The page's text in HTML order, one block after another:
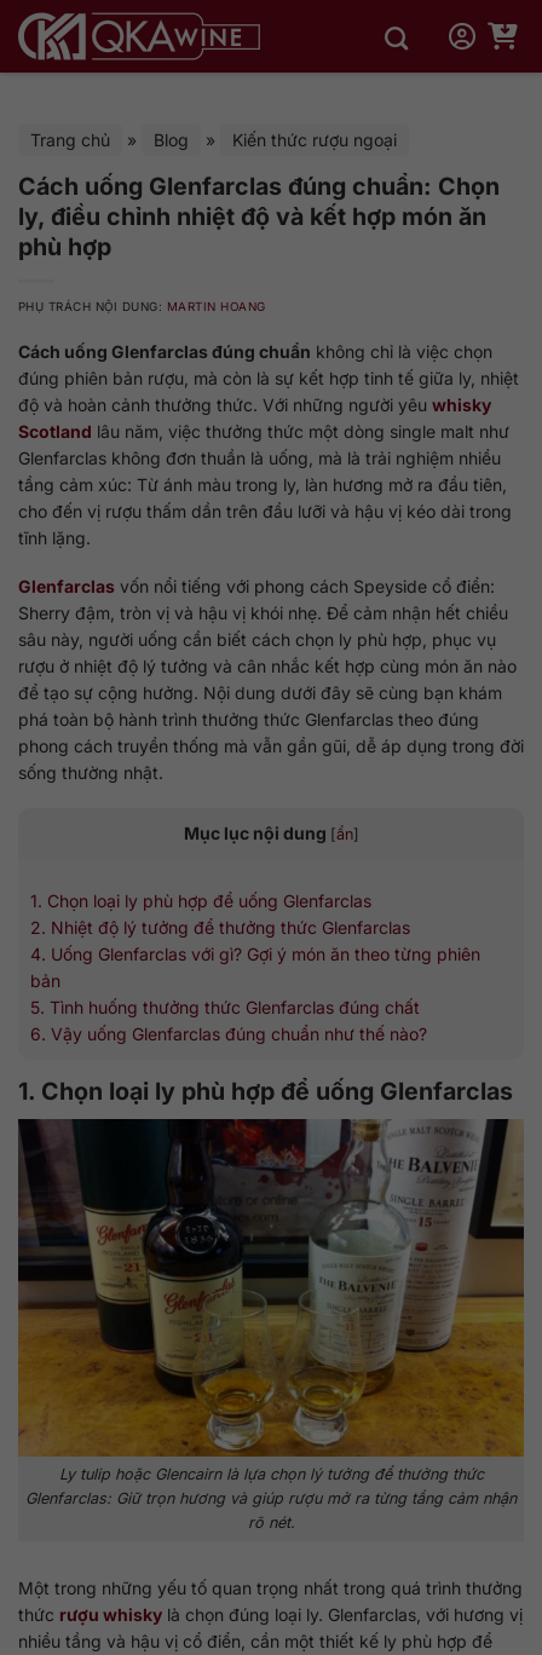
qua
Trang chủ » Blog » Kiến thức rượu ngoại
Cách uống Glenfarclas đúng chuẩn: Chọn
ly, điều chỉnh nhiệt độ và kết hợp món ăn
phù hợp
PHỤ TRÁCH NỘI DUNG: MARTIN HOANG
Cách uống Glenfarclas đúng chuẩn không chỉ là việc chọn
đúng phiên bản rượu, mà còn là sự kết hợp tinh tế giữa ly, nhiệt
độ và hoàn cảnh thưởng thức. Với những người yêu whisky
Scotland lâu năm, việc thưởng thức một dòng single malt như
Glenfarclas không đơn thuần là uống, mà là trải nghiệm nhiều
tầng cảm xúc: Từ ánh màu trong ly, làn hương mở ra đầu tiên,
cho đến vị rượu thấm dần trên đầu lưỡi và hậu vị kéo dài trong
tĩnh lặng.
Glenfarclas vốn nổi tiếng với phong cách Speyside cổ điển:
Sherry đậm, tròn vị và hậu vị khói nhẹ. Để cảm nhận hết chiều
sâu này, người uống cần biết cách chọn ly phù hợp, phục vụ
rượu ở nhiệt độ lý tưởng và cân nhắc kết hợp cùng món ăn nào
để tạo sự cộng hưởng. Nội dung dưới đây sẽ cùng bạn khám
phá toàn bộ hành trình thưởng thức Glenfarclas theo đúng
phong cách truyền thống mà vẫn gần gũi, dễ áp dụng trong đời
sống thường nhật.
Mục lục nội dung [ẩn]
1. Chọn loại ly phù hợp để uống Glenfarclas
2. Nhiệt độ lý tưởng để thưởng thức Glenfarclas
4. Uống Glenfarclas với gì? Gợi ý món ăn theo từng phiên
bản
5. Tình huống thưởng thức Glenfarclas đúng chất
6. Vậy uống Glenfarclas đúng chuẩn như thế nào?
1. Chọn loại ly phù hợp để uống Glenfarclas
Ly tulip hoặc Glencairn là lựa chọn lý tưởng để thưởng thức
Glenfarclas: Giữ trọn hương và giúp rượu mở ra từng tầng cảm nhận
rõ nét.
Một trong những yếu tố quan trọng nhất trong quá trình thưởng
thức rượu whisky là chọn đúng loại ly. Glenfarclas, với hương vị
nhiều tầng và hậu vị cổ điển, cần một thiết kế ly phù hợp để